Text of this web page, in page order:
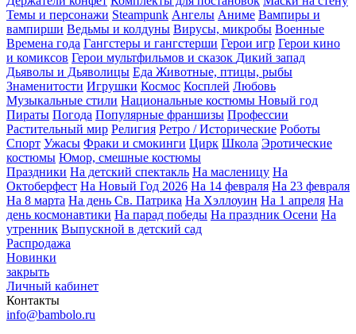
Темы и персонажи Steampunk Ангелы Аниме Вампиры и
вампирши Ведьмы и колдуны Вирусы, микробы Военные
Времена года Гангстеры и гангстерши Герои игр Герои кино
и комиксов Герои мультфильмов и сказок Дикий запад
Дьяволы и Дьяволицы Еда Животные, птицы, рыбы
Знаменитости Игрушки Космос Косплей Любовь
Музыкальные стили Национальные костюмы Новый год
Пираты Погода Популярные франшизы Профессии
Растительный мир Религия Ретро / Исторические Роботы
Спорт Ужасы Фраки и смокинги Цирк Школа Эротические
костюмы Юмор, смешные костюмы
Праздники На детский спектакль На масленицу На
Октоберфест На Новый Год 2026 На 14 февраля На 23 февраля
На 8 марта На день Св. Патрика На Хэллоуин На 1 апреля На
день космонавтики На парад победы На праздник Осени На
утренник Выпускной в детский сад
Распродажа
Новинки
закрыть
Личный кабинет
Контакты
info@bambolo.ru